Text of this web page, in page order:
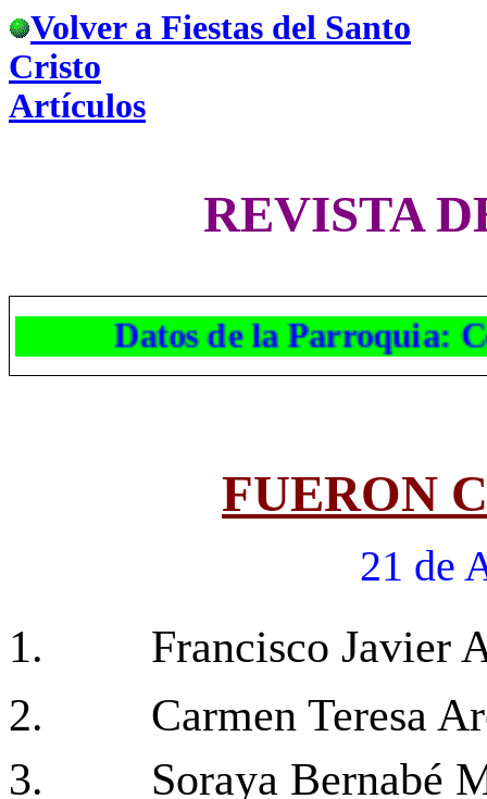
Volver a Fiestas del Santo
Cristo
Artículos
REVISTA
Datos de la Parroquia:
FUERON
21 de
1.
Francisco Javier
2.
Carmen Teresa
3.
Soraya Bernabé